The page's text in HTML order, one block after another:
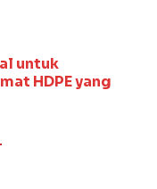
untuk
HDPE yang